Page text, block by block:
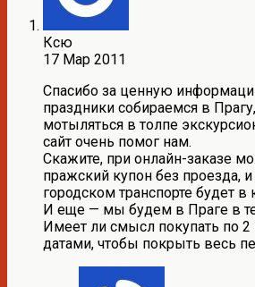
Ксю
17 Мар 2011
Спасибо за ценную
праздники собираемся в
мотыляться в толпе
сайт очень помог нам.
Скажите, при онлайн-заказе
пражский купон без проезда,
городском транспорте будет в
И еще — мы будем в Праге в
Имеет ли смысл покупать по
датами, чтобы покрыть весь